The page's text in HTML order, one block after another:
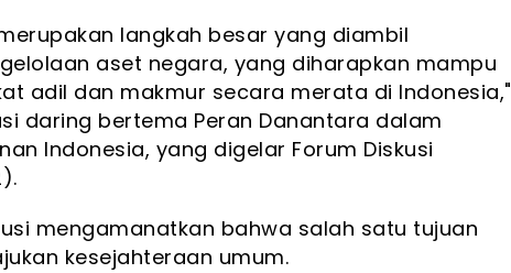
langkah besar yang diambil
aset negara, yang diharapkan mampu
adil dan makmur secara merata di Indonesia,"
daring bertema Peran Danantara dalam
Indonesia, yang digelar Forum Diskusi
mengamanatkan bahwa salah satu tujuan
kesejahteraan umum.